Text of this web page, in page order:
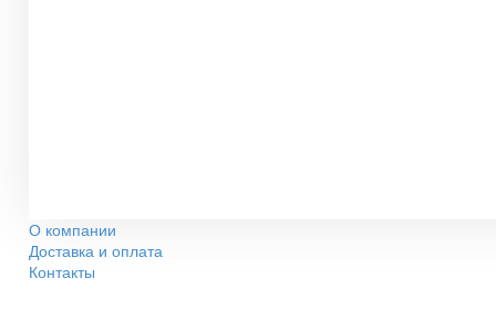
О компании
Доставка и оплата
Контакты